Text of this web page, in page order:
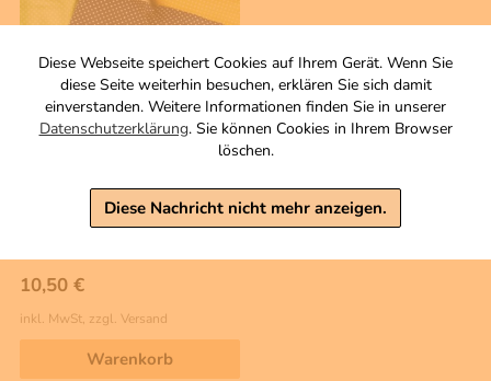
Diese Webseite speichert Cookies auf Ihrem Gerät. Wenn Sie
diese Seite weiterhin besuchen, erklären Sie sich damit
einverstanden. Weitere Informationen finden Sie in unserer
Datenschutzerklärung. Sie können Cookies in Ihrem Browser
löschen.
Diese Nachricht nicht mehr anzeigen.
Traubenkern Kinder Kissen
10,50 €
inkl. MwSt, zzgl. Versand
Warenkorb